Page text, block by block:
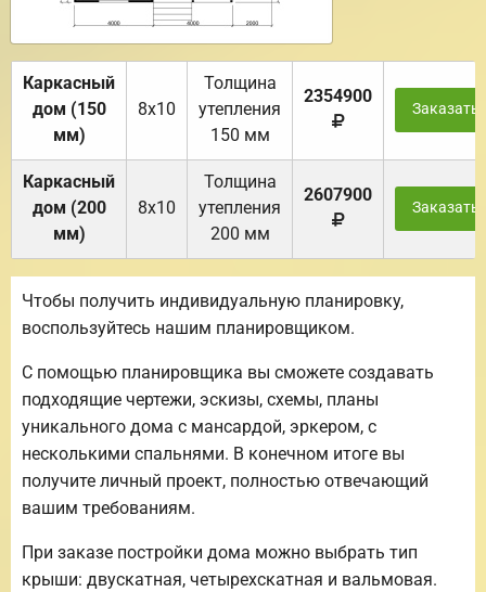
Каркасный
дом (150
мм)
8х10
Толщина
утепления
150 мм
2354900
Заказать
Каркасный
дом (200
мм)
8х10
Толщина
утепления
200 мм
2607900
Заказать
Чтобы получить индивидуальную планировку,
воспользуйтесь нашим планировщиком.
С помощью планировщика вы сможете создавать
подходящие чертежи, эскизы, схемы, планы
уникального дома с мансардой, эркером, с
несколькими спальнями. В конечном итоге вы
получите личный проект, полностью отвечающий
вашим требованиям.
При заказе постройки дома можно выбрать тип
крыши: двускатная, четырехскатная и вальмовая.